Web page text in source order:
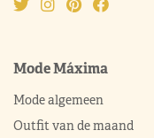
Mode Máxima
Mode algemeen
Outfit van de maand